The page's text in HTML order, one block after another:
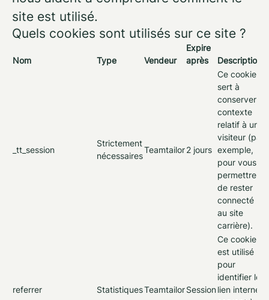
site est utilisé.
Quels cookies sont utilisés sur ce site ?
Nom Type Vendeur
Expire
après
Description
_tt_session
Strictement
nécessaires
Teamtailor2 jours
Ce cookie
sert à
conserver le
contexte
relatif à un
visiteur (par
exemple,
pour vous
permettre
de rester
connecté
au site
carrière).
referrer StatistiquesTeamtailorSession
Ce cookie
est utilisé
pour
identifier le
lien internet